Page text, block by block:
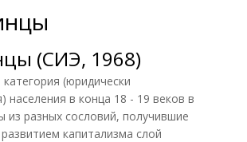
(СИЭ, 1968)
(юридически
населения в конца 18 - 19 веков в
из разных сословий, получившие
капитализма слой